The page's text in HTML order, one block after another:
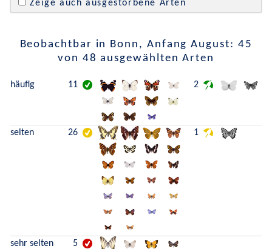
Zeige auch ausgestorbene Arten
Beobachtbar in Bonn, Anfang August: 45
von 48 ausgewählten Arten
häufig 11 2
selten 26 1
sehr selten 5